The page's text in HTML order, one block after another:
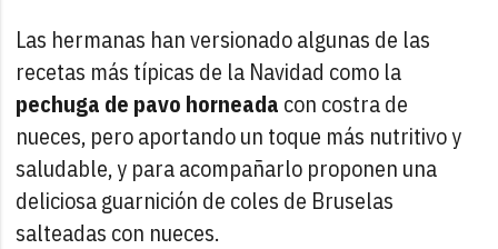
Las hermanas han versionado algunas de las
recetas más típicas de la Navidad como la
pechuga de pavo horneada con costra de
nueces, pero aportando un toque más nutritivo y
saludable, y para acompañarlo proponen una
deliciosa guarnición de coles de Bruselas
salteadas con nueces.